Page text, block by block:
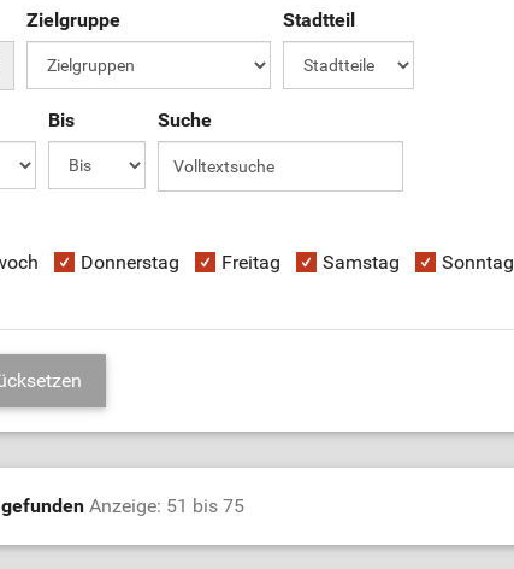
Zielgruppe Stadtteil
Bis Suche
Donnerstag Freitag Samstag Sonntag
Anzeige: 51 bis 75